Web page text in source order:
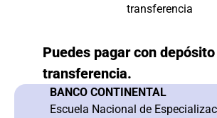
transferencia
Puedes pagar con
transferencia.
BANCO CONTINENTAL
Escuela Nacional de